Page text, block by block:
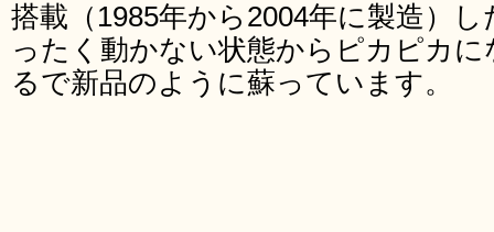
搭載（1985年から2004年に製造）
ったく動かない状態からピカピカ
るで新品のように蘇っています。